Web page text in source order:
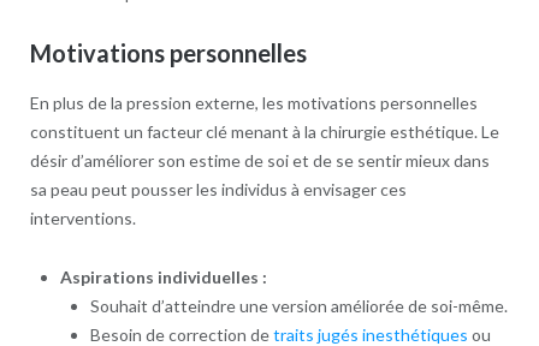
Motivations personnelles
En plus de la pression externe, les motivations personnelles
constituent un facteur clé menant à la chirurgie esthétique. Le
désir d’améliorer son estime de soi et de se sentir mieux dans
sa peau peut pousser les individus à envisager ces
interventions.
Aspirations individuelles :
Souhait d’atteindre une version améliorée de soi-même.
Besoin de correction detraits jugés inesthétiques ou